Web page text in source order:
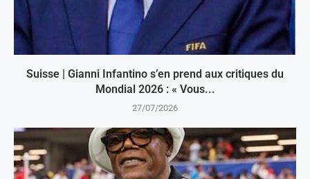
Suisse | Gianni Infantino s’en prend aux critiques du
Mondial 2026 : « Vous...
27/07/2026